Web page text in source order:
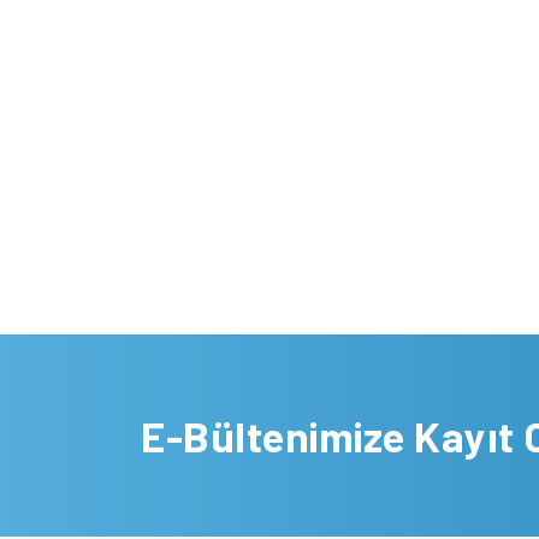
E-Bültenimize Kayıt